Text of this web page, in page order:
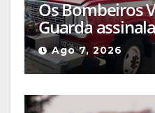
Os Bombeiros
Guarda
história com
acontecerem
cidade
Ago 7, 2026